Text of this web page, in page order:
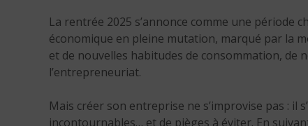
La rentrée 2025 s’annonce comme une
économique en pleine mutation, marqué par la
et de nouvelles habitudes de consommation, de
l’entrepreneuriat.
Mais créer son entreprise ne s’improvise pas : il
incontournables… et de pièges à éviter. En